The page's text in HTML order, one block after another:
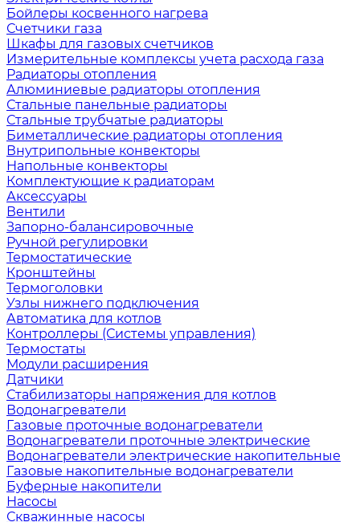
Бойлеры косвенного нагрева
Счетчики газа
Шкафы для газовых счетчиков
Измерительные комплексы учета расхода газа
Радиаторы отопления
Алюминиевые радиаторы отопления
Стальные панельные радиаторы
Стальные трубчатые радиаторы
Биметаллические радиаторы отопления
Внутрипольные конвекторы
Напольные конвекторы
Комплектующие к радиаторам
Аксессуары
Вентили
Запорно-балансировочные
Ручной регулировки
Термостатические
Кронштейны
Термоголовки
Узлы нижнего подключения
Автоматика для котлов
Контроллеры (Системы управления)
Термостаты
Модули расширения
Датчики
Стабилизаторы напряжения для котлов
Водонагреватели
Газовые проточные водонагреватели
Водонагреватели проточные электрические
Водонагреватели электрические накопительные
Газовые накопительные водонагреватели
Буферные накопители
Насосы
Скважинные насосы